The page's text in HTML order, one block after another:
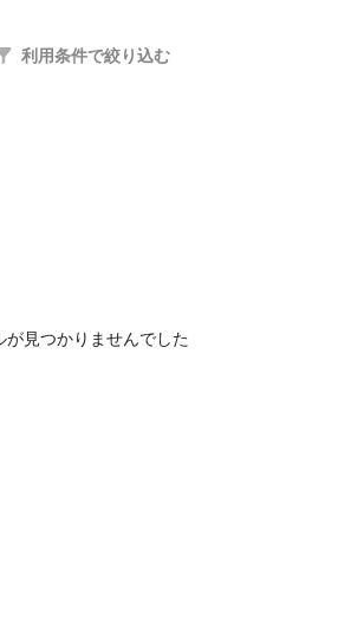
利用条件で絞り込む
が見つかりませんでした